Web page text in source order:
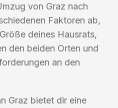
von Graz nach
Faktoren ab,
deines Hausrats,
den beiden Orten und
an den
Graz bietet dir eine